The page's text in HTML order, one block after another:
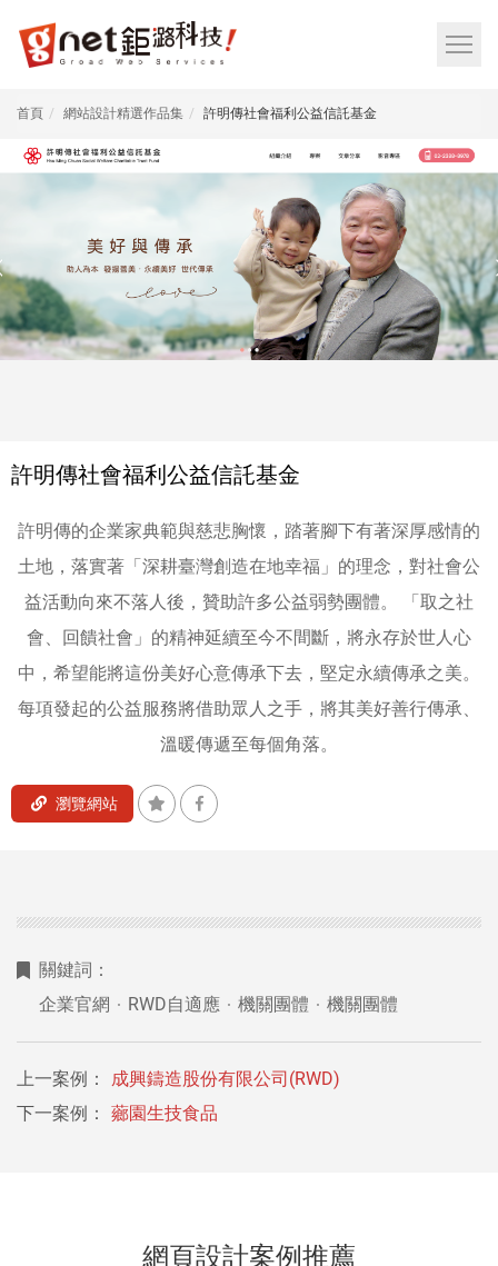
網
頁
計
潞
RWD
響
應
計
台
北
網
頁
設
計
|
網
網
單
按
鈕
首頁 網站設計精選作品集 許明傳社會福利公益信託基金
許明傳社會福利公益信託基金
許明傳的企業家典範與慈悲胸懷，踏著腳下有著深厚感情的
土地，落實著「深耕臺灣創造在地幸福」的理念，對社會公
益活動向來不落人後，贊助許多公益弱勢團體。
「取之社
會、回饋社會」的精神延續至今不間斷，將永存於世人心
中，希望能將這份美好心意傳承下去，堅定永續傳承之美。
每項發起的公益服務將借助眾人之手，將其美好善行傳承、
溫暖傳遞至每個角落。
瀏覽網站
關鍵詞：
企業官網
RWD自適應 機關團體 機關團體
上一案例：
成興鑄造股份有限公司(RWD)
下一案例：
薌園生技食品
網頁設計案例推薦